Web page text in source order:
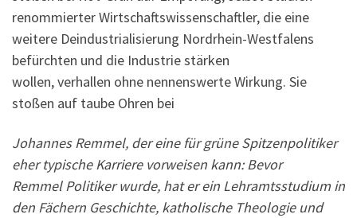
renommierter Wirtschaftswissenschaftler, die eine
weitere Deindustrialisierung Nordrhein-Westfalens
befürchten und die Industrie stärken
wollen, verhallen ohne nennenswerte Wirkung. Sie
stoßen auf taube Ohren bei
Johannes Remmel, der eine für grüne Spitzenpolitiker
eher typische Karriere vorweisen kann: Bevor
Remmel Politiker wurde, hat er ein Lehramtsstudium in
den Fächern Geschichte, katholische Theologie und